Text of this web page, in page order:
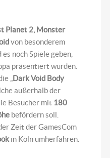
Planet 2, Monster
von besonderem
noch Spiele geben,
präsentiert wurden.
„Dark Void Body
außerhalb der
Besucher mit 180
befördern soll.
Zeit der GamesCom
in Köln umherfahren.